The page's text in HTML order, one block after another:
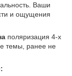
Ваши
и ощущения
поляризация 4-х
темы, ранее не